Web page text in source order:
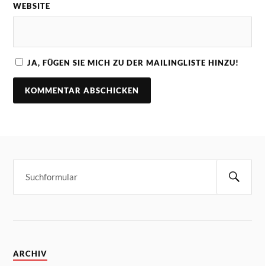
WEBSITE
JA, FÜGEN SIE MICH ZU DER MAILINGLISTE HINZU!
ARCHIV